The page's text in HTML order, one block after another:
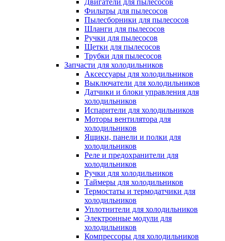
Двигатели для пылесосов
Фильтры для пылесосов
Пылесборники для пылесосов
Шланги для пылесосов
Ручки для пылесосов
Щетки для пылесосов
Трубки для пылесосов
Запчасти для холодильников
Аксессуары для холодильников
Выключатели для холодильников
Датчики и блоки управления для
холодильников
Испарители для холодильников
Моторы вентилятора для
холодильников
Ящики, панели и полки для
холодильников
Реле и предохранители для
холодильников
Ручки для холодильников
Таймеры для холодильников
Термостаты и термодатчики для
холодильников
Уплотнители для холодильников
Электронные модули для
холодильников
Компрессоры для холодильников